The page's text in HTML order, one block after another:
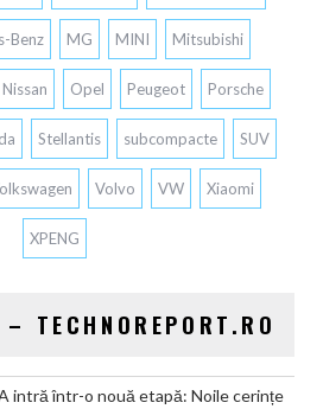
Benz MG MINI Mitsubishi
Nissan Opel Peugeot Porsche
Stellantis subcompacte SUV
Volvo VW Xiaomi
XPENG
TECHNOREPORT.RO
intră într-o nouă etapă: Noile cerințe